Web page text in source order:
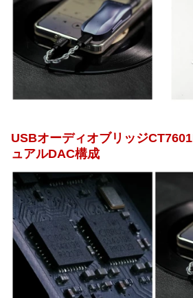
USBオーディオブリッジ
ュアルDAC構成